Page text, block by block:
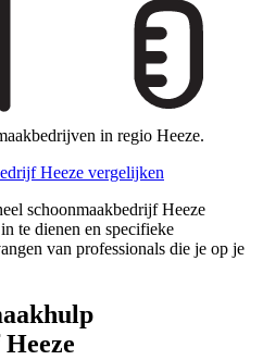
in regio Heeze.
Heeze vergelijken
schoonmaakbedrijf Heeze
te dienen en specifieke
van professionals die je op je